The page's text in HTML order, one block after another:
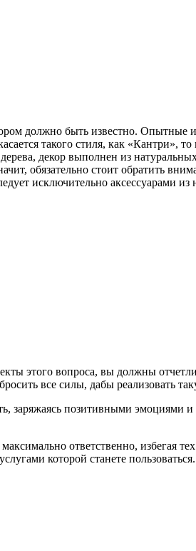
должно быть известно.
такого стиля, как
декор выполнен из
обязательно стоит обратить
исключительно аксессуарами
этого вопроса, вы должны
все силы, дабы реализовать
заряжаясь позитивными эмоциями
ответственно,
которой станете пользоваться.